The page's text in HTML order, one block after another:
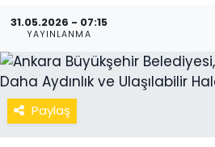
31.05.2026 - 07:15
YAYINLANMA
Paylaş